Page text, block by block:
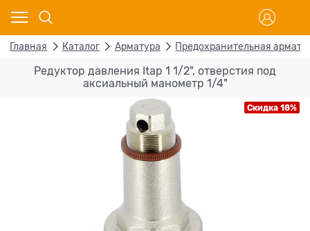
Главная Каталог Арматура Предохранительная
Редуктор давления Itap 1 1/2", отверстия под
аксиальный манометр 1/4"
Скидка 18%